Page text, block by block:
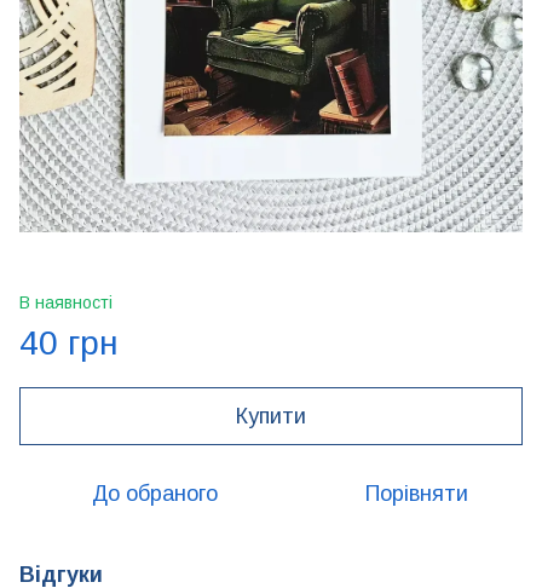
В наявності
40 грн
Купити
До обраного Порівняти
Відгуки